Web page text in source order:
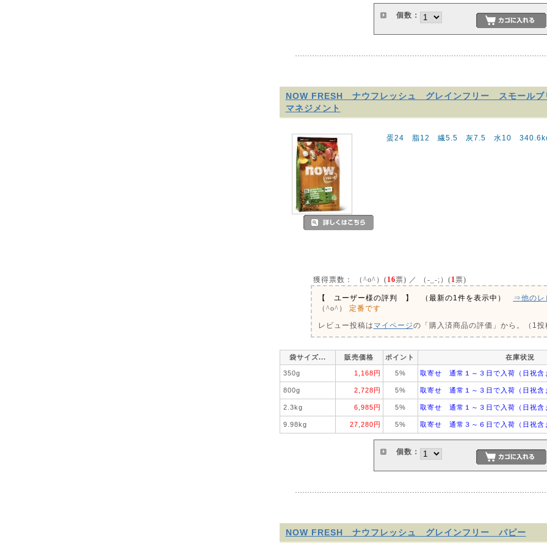
個数：
NOW FRESH ナウフレッシュ グレインフリー スモールブ
マネジメント
蛋24 脂12 繊5.5 灰7.5 水10
獲得票数： （^o^）(16票) ／ （-_-;）(1 票)
【 ユーザー様の評判 】 （最新の1件を表示中）
⇒他のレ
（^o^）
定番です
レビュー投稿は マイページの「購入済商品の評価」から。（1投
袋サイズ... 販売価格 ポイント 在庫状況
350g 1,168円 5% 取寄せ 通常１～３日で入荷（日祝含
800g 2,728円 5% 取寄せ 通常１～３日で入荷（日祝含
2.3kg 6,985円 5% 取寄せ 通常１～３日で入荷（日祝含
9.98kg 27,280円 5% 取寄せ 通常３～６日で入荷（日祝含
個数：
NOW FRESH ナウフレッシュ グレインフリー パピー